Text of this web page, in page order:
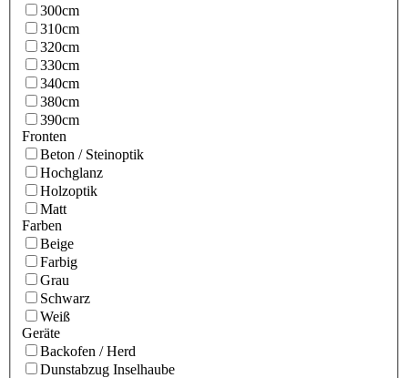
300cm
310cm
320cm
330cm
340cm
380cm
390cm
Fronten
Beton / Steinoptik
Hochglanz
Holzoptik
Matt
Farben
Beige
Farbig
Grau
Schwarz
Weiß
Geräte
Backofen / Herd
Dunstabzug Inselhaube